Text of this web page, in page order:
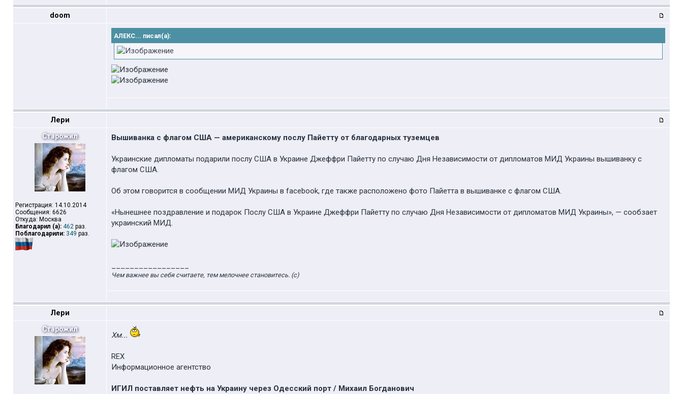
doom
АЛЕКС... писал(а):
Лери
Старожил
Регистрация: 14.10.2014
Сообщения: 6626
Откуда: Москва
Благодарил (а): 462 раз.
Поблагодарили: 349 раз.
Вышиванка с флагом США — американскому послу Пайетту от благодарных туземцев
Украинские дипломаты подарили послу США в Украине Джеффри Пайетту по случаю Дня Независимости от дипломатов МИД Украины вышиванку с
флагом США.
Об этом говорится в сообщении МИД Украины в facebook, где также расположено фото Пайетта в вышиванке с флагом США.
«Нынешнее поздравление и подарок Послу США в Украине Джеффри Пайетту по случаю Дня Независимости от дипломатов МИД Украины», — сообзает
украинский МИД.
Чем важнее вы себя считаете, тем мелочнее становитесь. (с)
Лери
Старожил
Хм...
REX
Информационное агентство
ИГИЛ поставляет нефть на Украину через Одесский порт / Михаил Богданович